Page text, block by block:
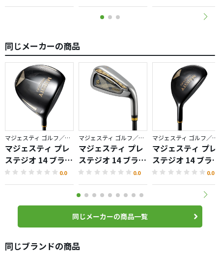
同じメーカーの商品
マジェスティ ゴルフ／プレステジオ
マジェスティ プレ
ステジオ 14 ブラッ
ク ドライバー
0.0
マジェスティ ゴルフ／プレステジオ
マジェスティ プレ
ステジオ 14 ブラッ
ク アイアン
0.0
マジェスティ ゴルフ／プレステジオ
マジェスティ プレ
ステジオ 14 ブラッ
ク ハイブリッド0.0
同じメーカーの商品一覧
同じブランドの商品